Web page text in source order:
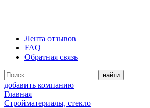
Лента отзывов
FAQ
Обратная связь
добавить компанию
Главная
Стройматериалы, стекло